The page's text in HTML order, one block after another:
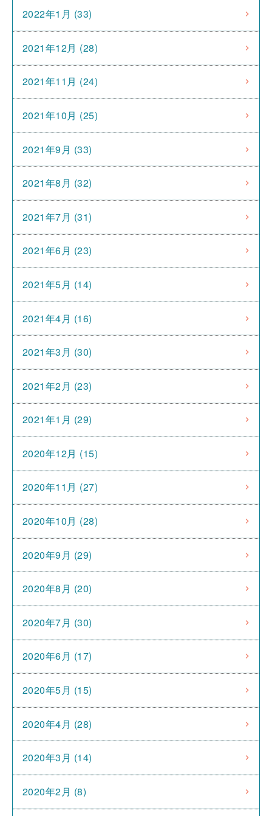
2022年1月 (33)
2021年12月 (28)
2021年11月 (24)
2021年10月 (25)
2021年9月 (33)
2021年8月 (32)
2021年7月 (31)
2021年6月 (23)
2021年5月 (14)
2021年4月 (16)
2021年3月 (30)
2021年2月 (23)
2021年1月 (29)
2020年12月 (15)
2020年11月 (27)
2020年10月 (28)
2020年9月 (29)
2020年8月 (20)
2020年7月 (30)
2020年6月 (17)
2020年5月 (15)
2020年4月 (28)
2020年3月 (14)
2020年2月 (8)